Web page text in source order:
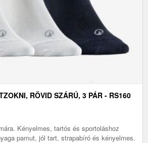
RÖVID SZÁRÚ, 3 PÁR - RS160
Kényelmes, tartós és sportoláshoz
pamut, jól tart, strapabíró és kényelmes.